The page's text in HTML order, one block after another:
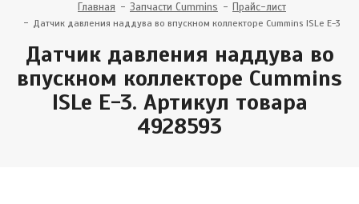
Главная Запчасти Cummins Прайс-лист
Датчик давления наддува во впускном коллекторе Cummins ISLe E-3
Датчик давления наддува во
впускном коллекторе Cummins
ISLe E-3. Артикул товара
4928593